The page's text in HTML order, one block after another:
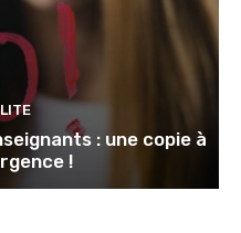
: une copie à
!